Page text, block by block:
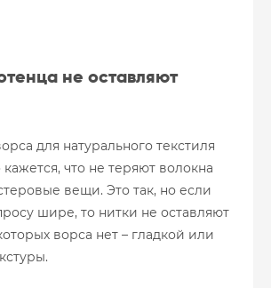
не оставляют
для натурального текстиля
что не теряют волокна
вещи. Это так, но если
шире, то нитки не оставляют
ворса нет – гладкой или